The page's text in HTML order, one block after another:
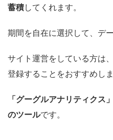
蓄積してくれます。
期間を自在に選択して、デ
サイト運営をしている方は
登録することをおすすめしま
「グーグルアナリティクス
のツールです。